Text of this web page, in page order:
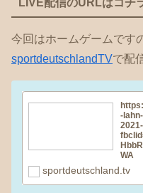
今回はホームゲームです
sportdeutschlandTVで配
-
WA
sportdeutschland.tv